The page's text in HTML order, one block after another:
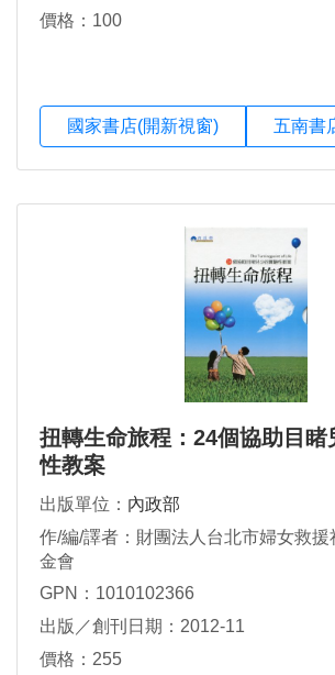
價格：100
國家書店(開新視窗) 五南書
扭轉生命旅程：24個協助目睹
性教案
出版單位： 內政部
作/編/譯者：財團法人台北市婦女救援
金會
GPN：1010102366
出版／創刊日期：2012-11
價格：255